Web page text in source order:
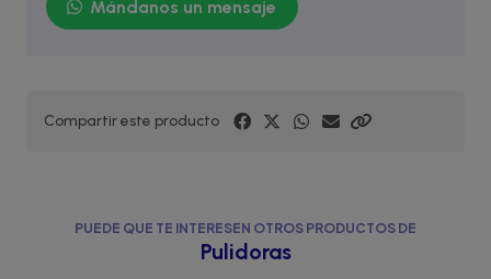
Mándanos un mensaje
Compartir este producto
PUEDE QUE TE INTERESEN OTROS PRODUCTOS DE
Pulidoras